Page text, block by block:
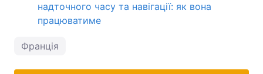
надточного часу та навігації: як вона
працюватиме
Франція